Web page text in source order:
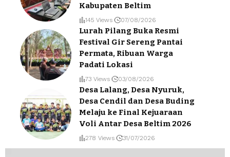
Kabupaten Beltim
145 Views 07/08/2026
Lurah Pilang Buka Resmi
Festival Gir Sereng Pantai
Permata, Ribuan Warga
Padati Lokasi
73 Views 03/08/2026
Desa Lalang, Desa Nyuruk,
Desa Cendil dan Desa Buding
Melaju ke Final Kejuaraan
Voli Antar Desa Beltim 2026
278 Views 31/07/2026